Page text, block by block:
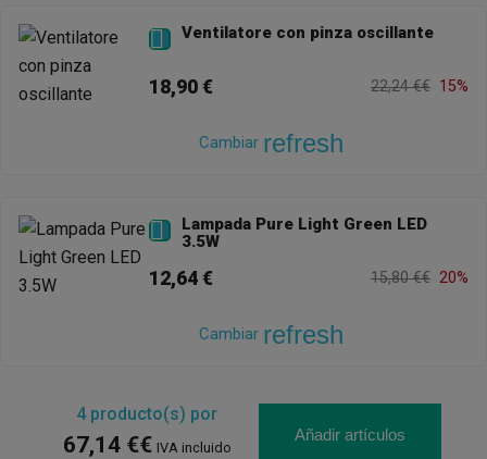
 Ventilatore con pinza oscillante
18,90 € 22,24 €€ 15%
Cambiar refresh

Lampada Pure Light Green LED
3.5W
12,64 € 15,80 €€ 20%
Cambiar refresh
4producto(s) por
67,14 €€ IVA incluido
Añadir artículos